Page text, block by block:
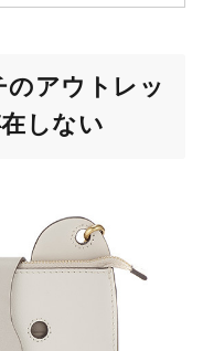
のアウトレッ
しない